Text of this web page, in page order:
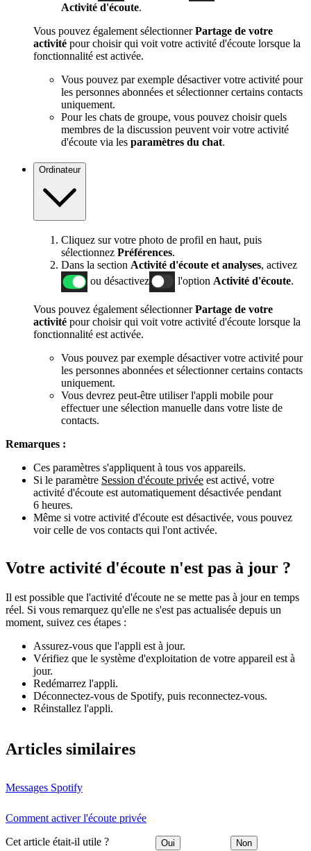
Activité d'écoute.
Vous pouvez également sélectionnerPartage de votre
activité pour choisir qui voit votre activité d'écoute lorsque la
fonctionnalité est activée.
Vous pouvez par exemple désactiver votre activité pour
les personnes abonnées et sélectionner certains contacts
uniquement.
Pour les chats de groupe, vous pouvez choisir quels
membres de la discussion peuvent voir votre activité
d'écoute via les paramètres du chat.
Ordinateur
Cliquez sur votre photo de profil en haut, puis
sélectionnez Préférences.
Dans la section Activité d'écoute et analyses, activez
ou désactivez
l'option Activité d'écoute.
Vous pouvez également sélectionnerPartage de votre
activité pour choisir qui voit votre activité d'écoute lorsque la
fonctionnalité est activée.
Vous pouvez par exemple désactiver votre activité pour
les personnes abonnées et sélectionner certains contacts
uniquement.
Vous devrez peut-être utiliser l'appli mobile pour
effectuer une sélection manuelle dans votre liste de
contacts.
Remarques :
Ces paramètres s'appliquent à tous vos appareils.
Si le paramètre Session d'écoute privée est activé, votre
activité d'écoute est automatiquement désactivée pendant
6 heures.
Même si votre activité d'écoute est désactivée, vous pouvez
voir celle de vos contacts qui l'ont activée.
Votre activité d'écoute n'est pas à jour ?
Il est possible que l'activité d'écoute ne se mette pas à jour en temps
réel. Si vous remarquez qu'elle ne s'est pas actualisée depuis un
moment, suivez ces étapes :
Assurez-vous que l'appli est à jour.
Vérifiez que le système d'exploitation de votre appareil est à
jour.
Redémarrez l'appli.
Déconnectez-vous de Spotify, puis reconnectez-vous.
Réinstallez l'appli.
Articles similaires
Messages Spotify
Comment activer l'écoute privée
Cet article était-il utile ? Oui Non